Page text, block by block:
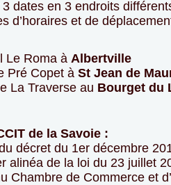
3 dates en 3 endroits
d’horaires et de
Le Roma à Albertville
Pré Copet à St Jean de
La Traverse au Bourget du
de la Savoie :
décret du 1er décembre
alinéa de la loi du 23 juillet
Chambre de Commerce et